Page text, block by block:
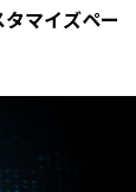
マイズペー